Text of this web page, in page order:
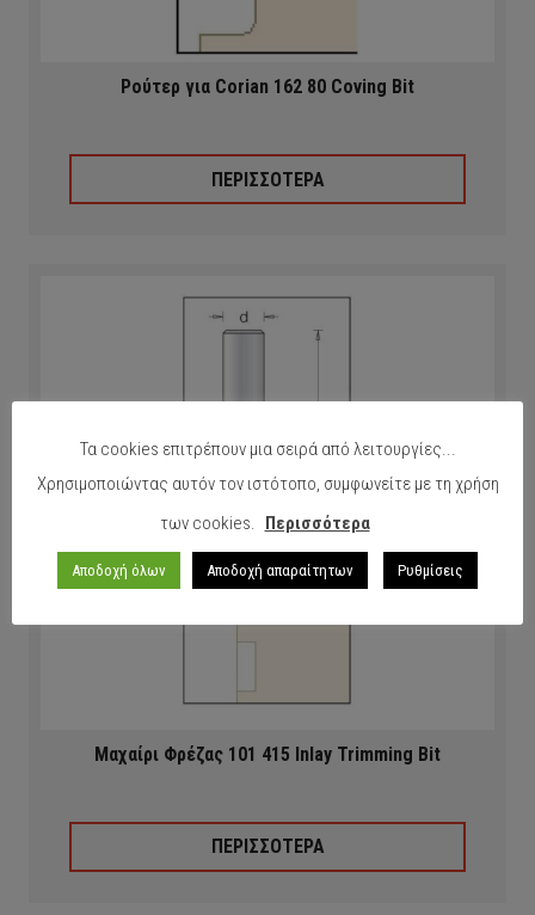
Ρούτερ για Corian 162 80 Coving Bit
ΠΕΡΙΣΣΟΤΕΡΑ
Μαχαίρι Φρέζας 101 415 Inlay Trimming Bit
ΠΕΡΙΣΣΟΤΕΡΑ
Τα cookies επιτρέπουν μια σειρά από λειτουργίες...
Χρησιμοποιώντας αυτόν τον ιστότοπο, συμφωνείτε με τη χρήση
των cookies. Περισσότερα
Αποδοχή όλων Αποδοχή απαραίτητων Ρυθμίσεις